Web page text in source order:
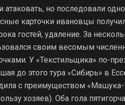
атаковать, но последовали
карточки ивановцы
гостей, удаление. За
своим весомым
У «Текстильщика» по-
до этого тура «Сибирь» в
с преимуществом
хозяев). Оба гола